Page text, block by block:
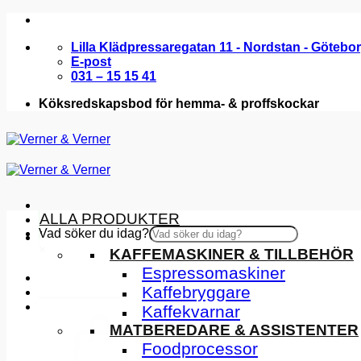
Skip
content
Lilla Klädpressaregatan 11 - Nordstan -
E-post
031 – 15 15 41
Köksredskapsbod för hemma- & proffskockar
Vad söker du idag?
ALLA PRODUKTER
KÖKSMASKINER
KAFFEMASKINER & TILLBEHÖR
Espressomaskiner
Kaffebryggare
Kaffekvarnar
MATBEREDARE & ASSISTENTER
Foodprocessor